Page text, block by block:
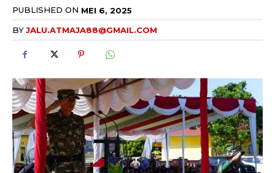
PUBLISHED ON MEI 6, 2025
BYJALU.ATMAJA88@GMAIL.COM